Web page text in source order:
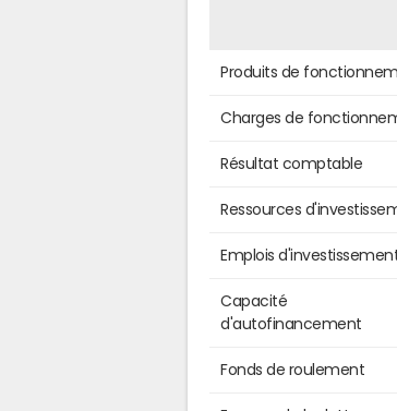
Produits de
Charges de
Résultat comptable
Ressources
Emplois
Capacité
d'autofinancement
Fonds de roulement